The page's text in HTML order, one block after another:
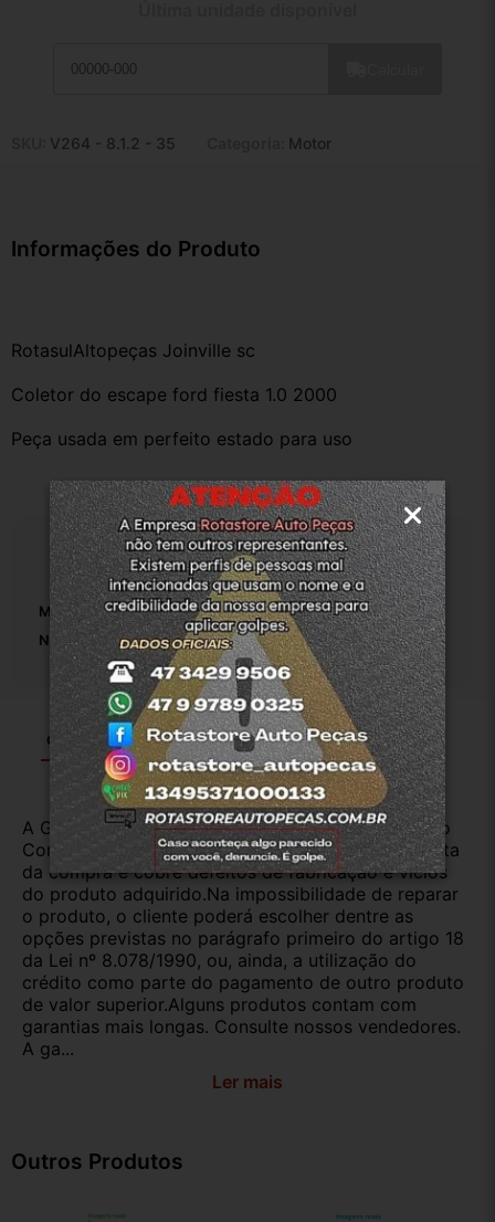
V264 - 8.1.2 - 35 Motor
Informações do Produto
RotasulAltopeças Joinville sc
Coletor do escape ford fiesta 1.0 2000
Peça usada em perfeito estado para uso
Especificações
Marca: Ford
Número De Peça: 1
Garantia Certificado de Procedência Troca e Devolução
A Garantia Legal, prevista no Código de Defesa do
Consumidor, é de 90 (noventa) dias a partir da data
da compra e cobre defeitos de fabricação e vícios
do produto adquirido.Na impossibilidade de reparar
o produto, o cliente poderá escolher dentre as
opções previstas no parágrafo primeiro do artigo 18
da Lei nº 8.078/1990, ou, ainda, a utilização do
crédito como parte do pagamento de outro produto
de valor superior.Alguns produtos contam com
garantias mais longas. Consulte nossos vendedores.
A ga...
Ler mais
Outros Produtos